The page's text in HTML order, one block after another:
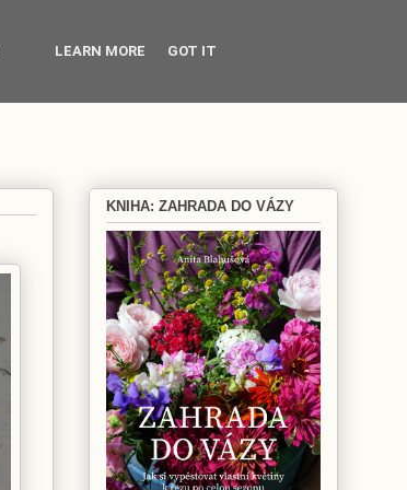
KNIHA: ZAHRADA DO VÁZY
LEARN MORE GOT IT